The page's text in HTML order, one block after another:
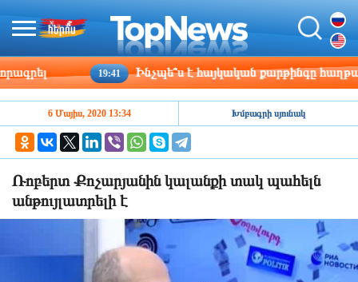
19:41 Ինչպե՞ս է հայկական քարթինգը
6 Մայիս, 2020 13:34 Խմբագրի սյունակ
Ռոբերտ Քոչարյանին կալանքի տակ պահելն
անթույլատրելի է